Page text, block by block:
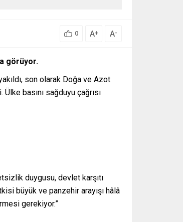
0 A+ A-
görüyor.
son olarak Doğa ve Azot
basını sağduyu çağrısı
duygusu, devlet karşıtı
büyük ve panzehir arayışı hâlâ
gerekiyor.”